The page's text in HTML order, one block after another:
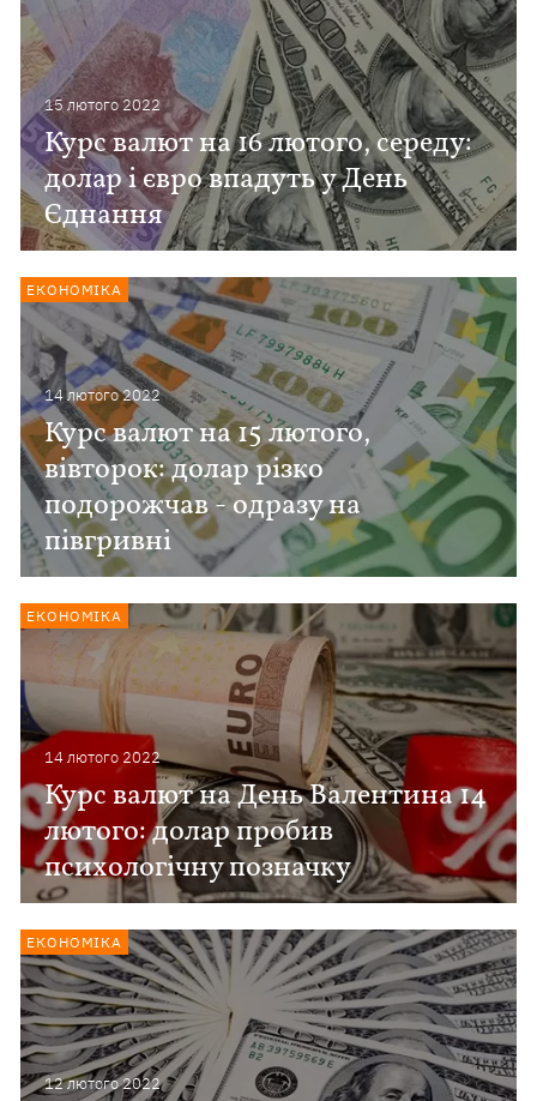
15 лютого 2022
Курс валют на 16 лютого, середу:
долар і євро впадуть у День
Єднання
14 лютого 2022
Курс валют на 15 лютого,
вівторок: долар різко
подорожчав - одразу на
півгривні
ЕКОНОМІКА
14 лютого 2022
Курс валют на День Валентина 14
лютого: долар пробив
психологічну позначку
ЕКОНОМІКА
12 лютого 2022
ЕКОНОМІКА